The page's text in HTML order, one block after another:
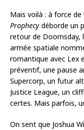
Mais voilà : à force
Prophecy déborde un
retour de Doomsday,
armée spatiale
romantique avec Lex
préventif, une pause
Supercorp, un futur
Justice League, un
certes. Mais parfois,
On sent que Joshua